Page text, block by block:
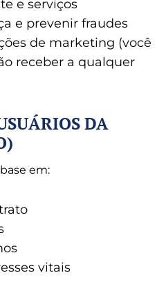
e serviços
e prevenir fraudes
de marketing (você
receber a qualquer
DA
em:
vitais